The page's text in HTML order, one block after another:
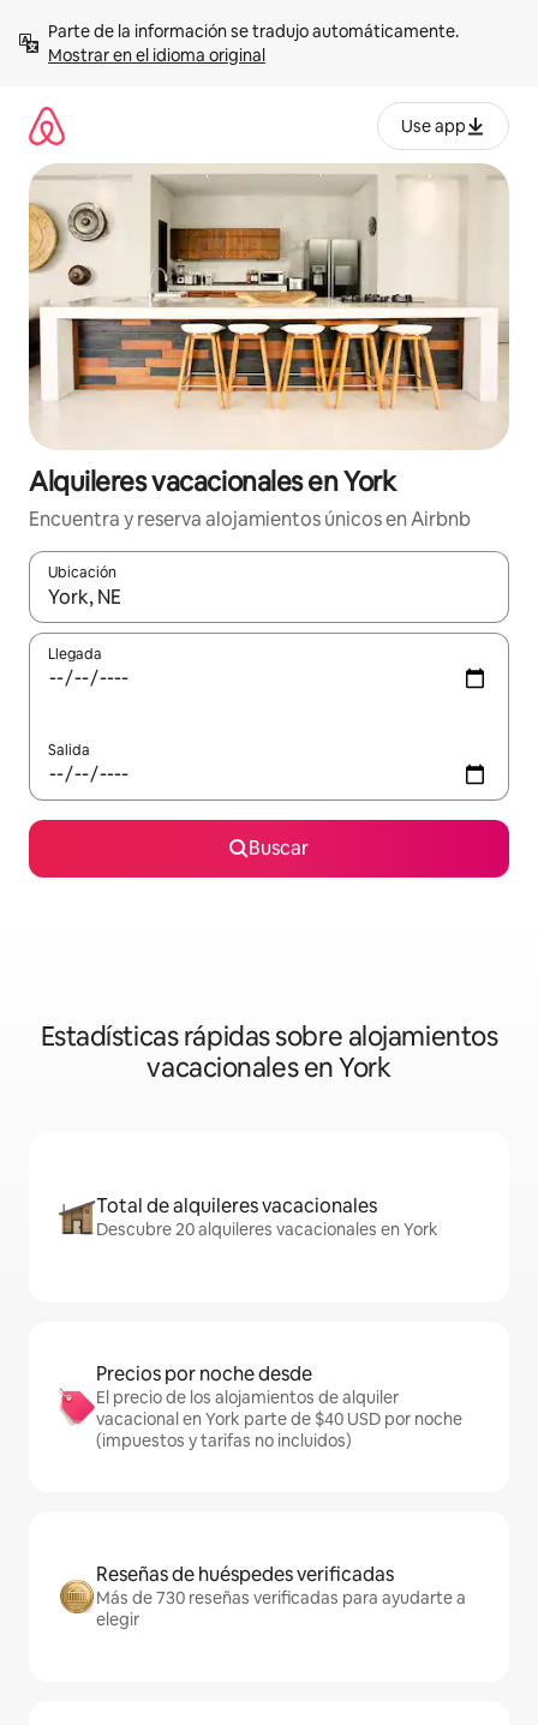
contenidoMostrar en el idioma original
Use app
Alquileres vacacionales en York
Encuentra y reserva alojamientos únicos en Airbnb
Ubicación
Cuando los resultados estén disponibles, navega con las
Llegada
Salida
Buscar
Estadísticas rápidas sobre alojamientos
vacacionales en York
Total de alquileres vacacionales
Descubre 20 alquileres vacacionales en York
Precios por noche desde
El precio de los alojamientos de alquiler
vacacional en York parte de $40 USD por noche
(impuestos y tarifas no incluidos)
Reseñas de huéspedes verificadas
Más de 730 reseñas verificadas para ayudarte a
elegir